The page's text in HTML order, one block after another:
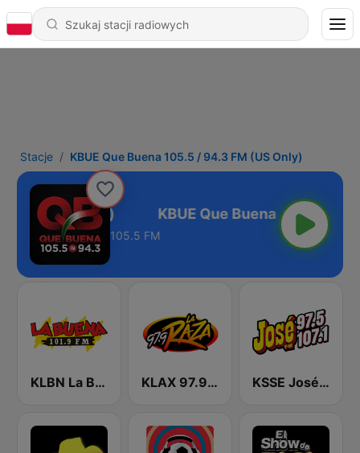
Stacje KBUE Que Buena 105.5 / 94.3 FM (US Only)
FM (US Only)
105.5 FM
KLBN La Buena 101.9 FM KLAX 97.9 La Raza FM KSSE José 97.5 y 107.1